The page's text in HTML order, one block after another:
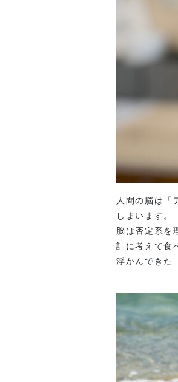
人間の脳は「
しまいます。
脳は否定系を
計に考えて食
浮かんできた